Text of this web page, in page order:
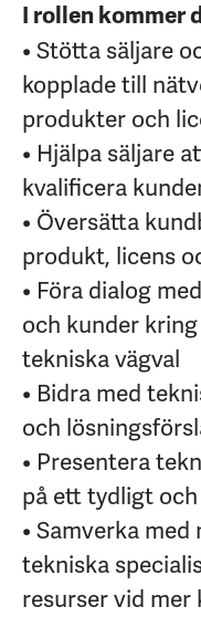
I rollen kommer
• Stötta säljare
kopplade till
produkter och
• Hjälpa säljare
kvalificera
• Översätta
produkt, licens
• Föra dialog
och kunder
tekniska vägval
• Bidra med
och
• Presentera
på ett tydligt
• Samverka
tekniska
resurser vid mer